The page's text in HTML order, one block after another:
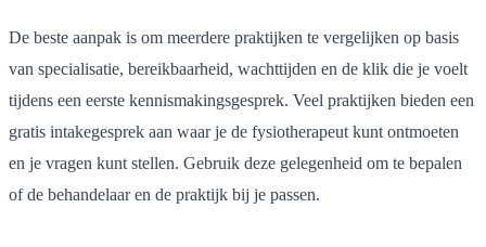
De beste aanpak is om meerdere praktijken te vergelijken op basis
van specialisatie, bereikbaarheid, wachttijden en de klik die je voelt
tijdens een eerste kennismakingsgesprek. Veel praktijken bieden een
gratis intakegesprek aan waar je de fysiotherapeut kunt ontmoeten
en je vragen kunt stellen. Gebruik deze gelegenheid om te bepalen
of de behandelaar en de praktijk bij je passen.